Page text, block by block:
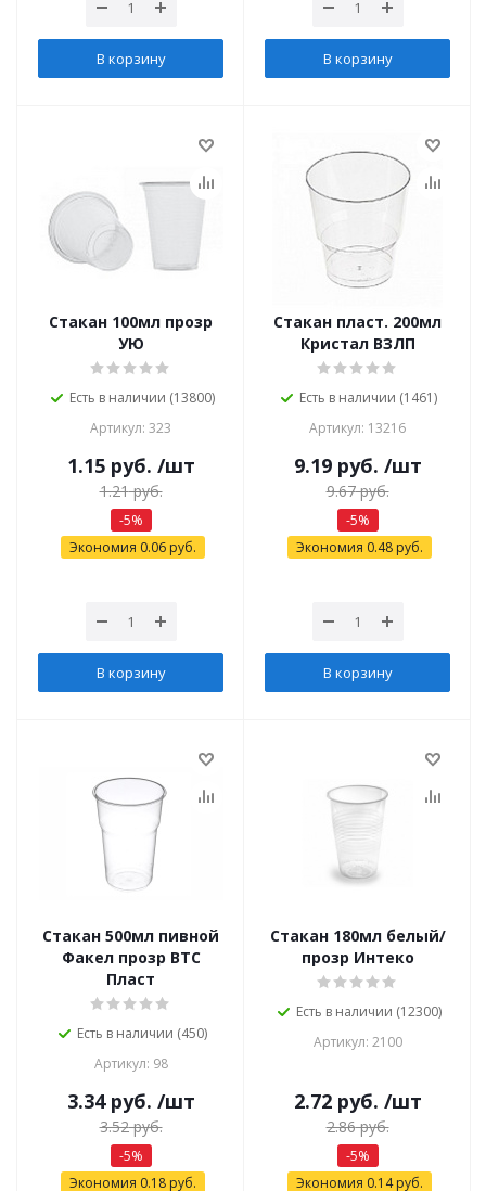
В корзину В корзину
Стакан 100мл прозр
УЮ
Есть в наличии (13800)
Артикул: 323
1.15руб. /шт
1.21руб.
-5%
Экономия 0.06руб.
В корзину
Стакан пласт. 200мл
Кристал ВЗЛП
Есть в наличии (1461)
Артикул: 13216
9.19руб. /шт
9.67руб.
-5%
Экономия 0.48руб.
В корзину
Стакан 500мл пивной
Факел прозр ВТС
Пласт
Есть в наличии (450)
Артикул: 98
3.34руб. /шт
3.52руб.
-5%
Экономия 0.18руб.
Стакан 180мл белый/
прозр Интеко
Есть в наличии (12300)
Артикул: 2100
2.72руб. /шт
2.86руб.
-5%
Экономия 0.14руб.